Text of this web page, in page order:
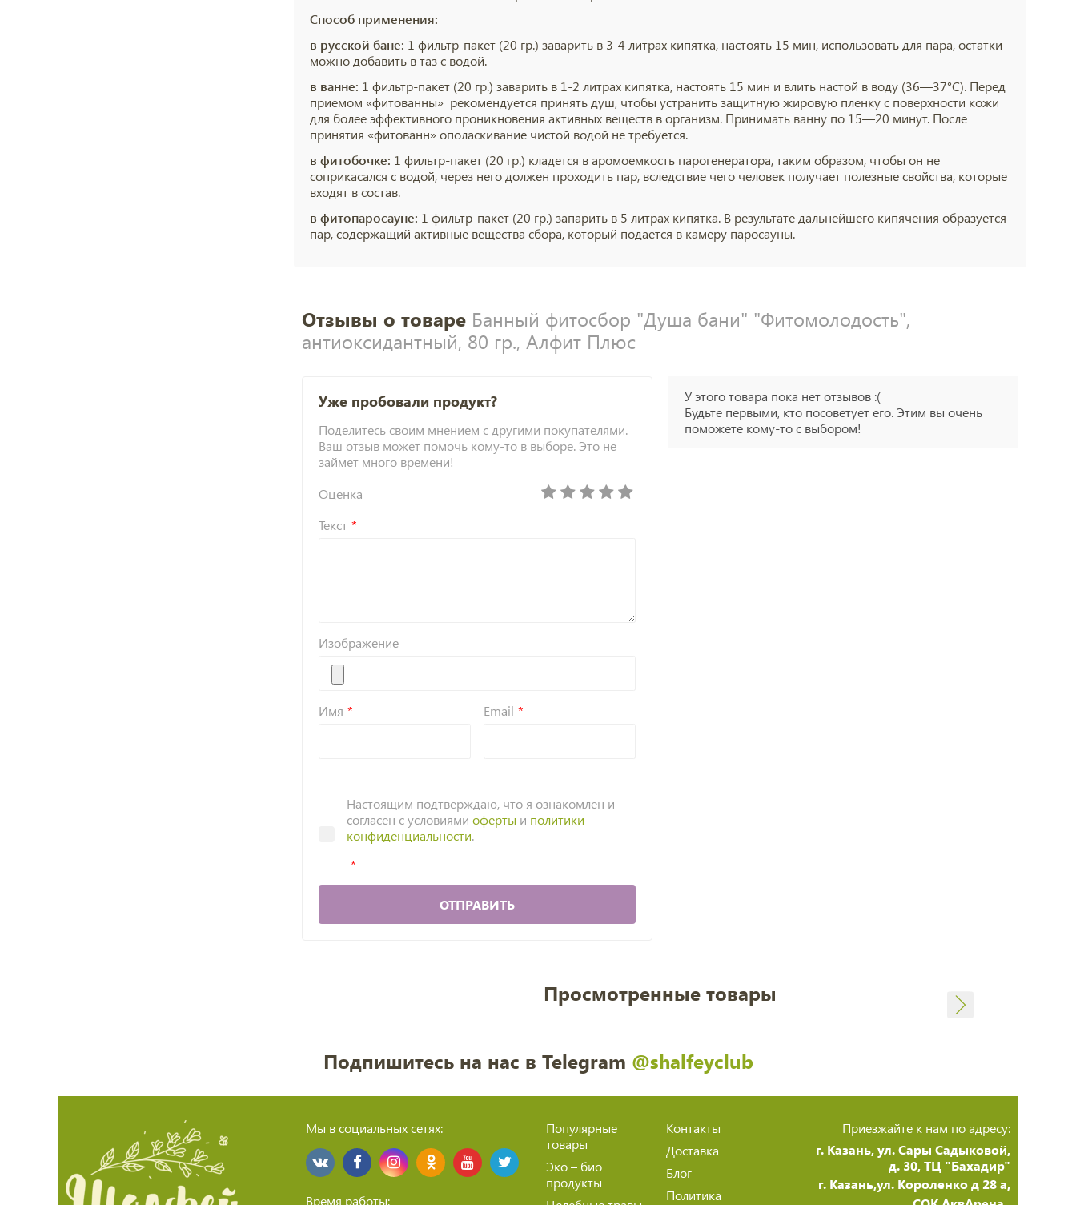
Способ применения:
в русской бане: 1 фильтр-пакет (20 гр.) заварить в 3-4 литрах кипятка, настоять 15 мин, использовать для пара, остатки
можно добавить в таз с водой.
в ванне: 1 фильтр-пакет (20 гр.) заварить в 1-2 литрах кипятка, настоять 15 мин и влить настой в воду (36—37°С). Перед
приемом «фитованны» рекомендуется принять душ, чтобы устранить защитную жировую пленку с поверхности кожи
для более эффективного проникновения активных веществ в организм. Принимать ванну по 15—20 минут. После
принятия «фитованн» ополаскивание чистой водой не требуется.
в фитобочке: 1 фильтр-пакет (20 гр.) кладется в аромоемкость парогенератора, таким образом, чтобы он не
соприкасался с водой, через него должен проходить пар, вследствие чего человек получает полезные свойства, которые
входят в состав.
в фитопаросауне: 1 фильтр-пакет (20 гр.) запарить в 5 литрах кипятка. В результате дальнейшего кипячения образуется
пар, содержащий активные вещества сбора, который подается в камеру паросауны.
Отзывы о товаре Банный фитосбор "Душа бани" "Фитомолодость",
антиоксидантный, 80 гр., Алфит Плюс
Уже пробовали продукт?
Поделитесь своим мнением с другими покупателями.
Ваш отзыв может помочь кому-то в выборе. Это не
займет много времени!
Оценка
Текст
Изображение
Имя Email
Настоящим подтверждаю, что я ознакомлен и
согласен с условиями оферты и политики
конфиденциальности.
ОТПРАВИТЬ
У этого товара пока нет отзывов :(
Будьте первыми, кто посоветует его. Этим вы очень
поможете кому-то с выбором!
Просмотренные товары
Подпишитесь на нас в Telegram @shalfeyclub
Мы в социальных сетях:
Время работы:
Популярные
товары
Эко – био
продукты
Контакты
Доставка
Блог
Политика
Приезжайте к нам по адресу:
г. Казань, ул. Сары Садыковой,
д. 30, ТЦ "Бахадир"
г. Казань,ул. Короленко д 28 а,